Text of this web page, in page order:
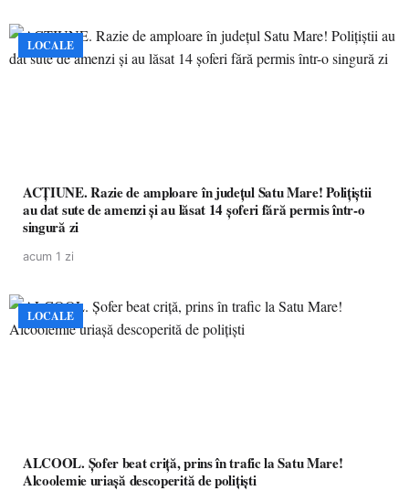
LOCALE
ACȚIUNE. Razie de amploare în județul Satu Mare! Polițiștii
au dat sute de amenzi și au lăsat 14 șoferi fără permis într-o
singură zi
acum 1 zi
LOCALE
ALCOOL. Șofer beat criță, prins în trafic la Satu Mare!
Alcoolemie uriașă descoperită de polițiști